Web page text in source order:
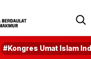
#Kongres Umat Islam